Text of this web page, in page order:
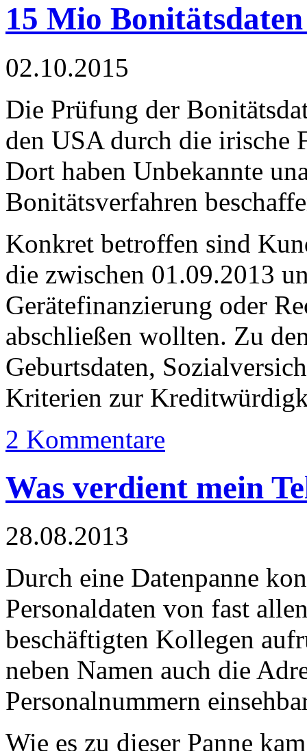
15 Mio
02.10.2015
Die Prüfung der
den USA durch die irische
Dort haben Unbekannte
Bonitätsverfahren
Konkret betroffen sind
die zwischen 01.09.2013
Gerätefinanzierung oder
abschließen wollten. Zu
Geburtsdaten,
Kriterien zur
2 Kommentare
Was verdient mein
28.08.2013
Durch eine Datenpanne
Personaldaten von fast
beschäftigten Kollegen
neben Namen auch die
Personalnummern
Wie es zu dieser Panne